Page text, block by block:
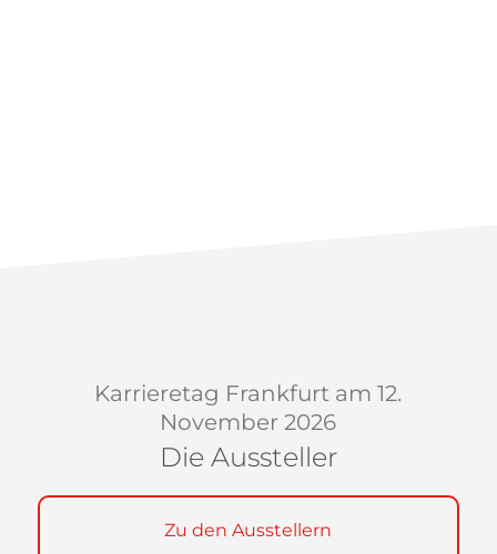
Karrieretag Frankfurt am 12.
November 2026
Die Aussteller
Zu den Ausstellern